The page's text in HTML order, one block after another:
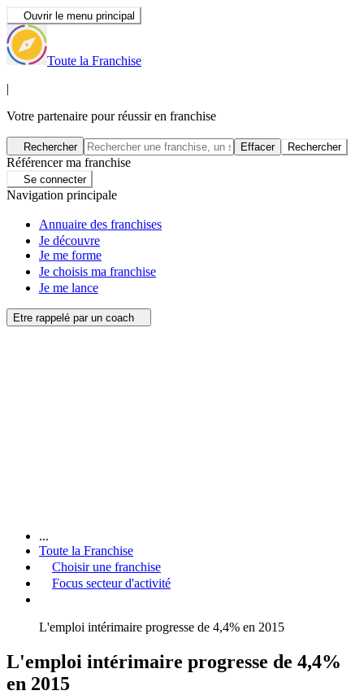
Ouvrir le menu principal
Toute la Franchise
|
Votre partenaire pour réussir en franchise
Rechercher Effacer Rechercher
Référencer ma franchise
Se connecter
Navigation principale
Annuaire des franchises
Je découvre
Je me forme
Je choisis ma franchise
Je me lance
Etre rappelé par un coach
...
Toute la Franchise
Choisir une franchise
Focus secteur d'activité
L'emploi intérimaire progresse de 4,4% en 2015
L'emploi intérimaire progresse de 4,4%
en 2015